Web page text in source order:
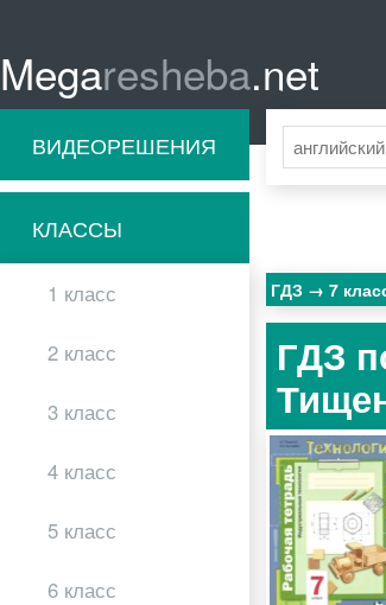
Megaresheba.net
ВИДЕОРЕШЕНИЯ
КЛАССЫ
1 класс
2 класс
3 класс
4 класс
5 класс
6 класс
ГДЗ 7
ГДЗ